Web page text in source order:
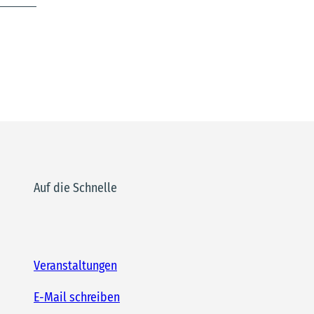
Auf die Schnelle
Veranstaltungen
E-Mail schreiben